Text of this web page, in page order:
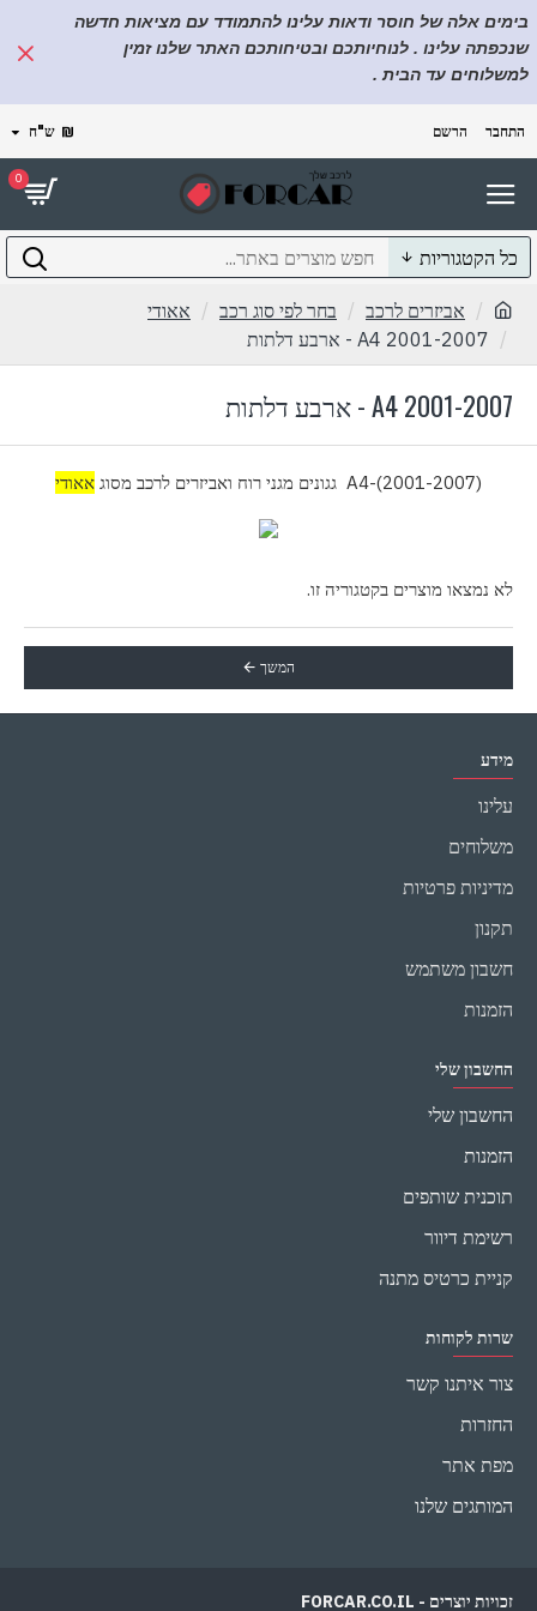
בימים אלה של חוסר ודאות עלינו להתמודד עם מציאות חדשה
שנכפתה עלינו . לנוחיותכם ובטיחותכם האתר שלנו זמין
למשלוחים עד הבית .
התחבר הרשם ₪ ש"ח
0
כל הקטגוריות
אביזרים לרכב בחר לפי סוג רכב
אאודי
A4 2001-2007 - ארבע דלתות
A4 2001-2007 - ארבע דלתות
A4-(2001-2007) גגונים מגני רוח ואביזרים לרכב מסוג אאודי
לא נמצאו מוצרים בקטגוריה זו.
המשך
מידע
עלינו
משלוחים
מדיניות פרטיות
תקנון
חשבון משתמש
הזמנות
החשבון שלי
החשבון שלי
הזמנות
תוכנית שותפים
רשימת דיוור
קניית כרטיס מתנה
שרות לקוחות
צור איתנו קשר
החזרות
מפת אתר
המותגים שלנו
זכויות יוצרים - FORCAR.CO.IL